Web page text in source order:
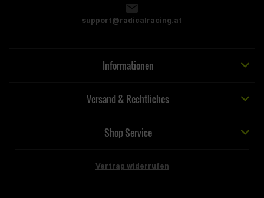
support@radicalracing.at
Informationen
Versand & Rechtliches
Shop Service
Vertrag widerrufen